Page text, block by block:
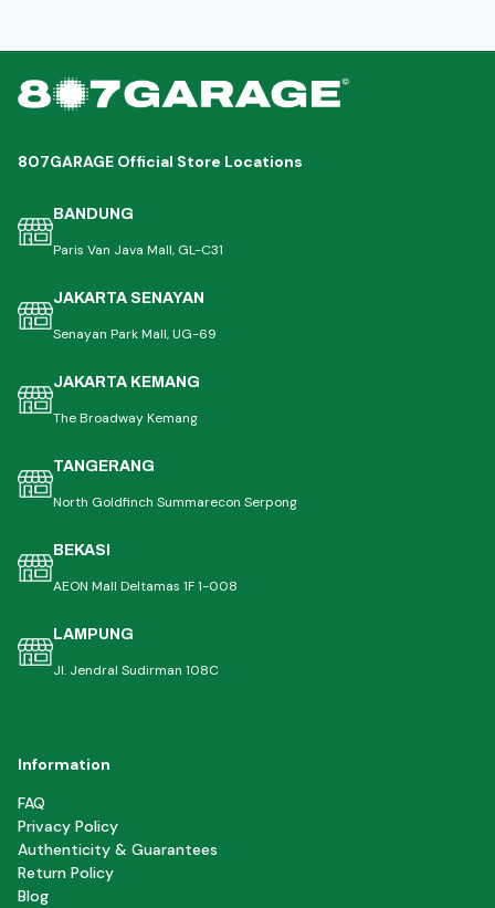
807GARAGE Official Store Locations
BANDUNG
Paris Van Java Mall, GL-C31
JAKARTA SENAYAN
Senayan Park Mall, UG-69
JAKARTA KEMANG
The Broadway Kemang
TANGERANG
North Goldfinch Summarecon Serpong
BEKASI
AEON Mall Deltamas 1F 1-008
LAMPUNG
Jl. Jendral Sudirman 108C
Information
FAQ
Privacy Policy
Authenticity & Guarantees
Return Policy
Blog